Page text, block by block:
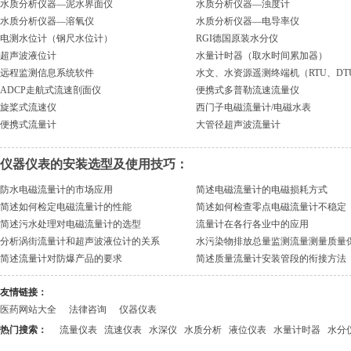
水质分析仪器—泥水界面仪
水质分析仪器—浊度计
水质分析仪器—溶氧仪
水质分析仪器—电导率仪
电测水位计（钢尺水位计）
RGI德国原装水分仪
超声波液位计
水量计时器（取水时间累加器）
远程监测信息系统软件
水文、水资源遥测终端机（RTU、
ADCP走航式流速剖面仪
便携式多普勒流速流量仪
旋桨式流速仪
西门子电磁流量计/电磁水表
便携式流量计
大管径超声波流量计
仪器仪表的安装选型及使用技巧：
防水电磁流量计的市场应用
简述电磁流量计的电磁损耗方式
简述如何检定电磁流量计的性能
简述如何检查零点电磁流量计不稳定
简述污水处理对电磁流量计的选型
流量计在各行各业中的应用
分析涡街流量计和超声波液位计的关系
水污染物排放总量监测流量测量质量
简述流量计对防爆产品的要求
简述质量流量计安装管段的衔接方法
友情链接：
医药网站大全
法律咨询
仪器仪表
热门搜索：
流量仪表 流速仪表 水深仪 水质分析 液位仪表 水量计时器 水分